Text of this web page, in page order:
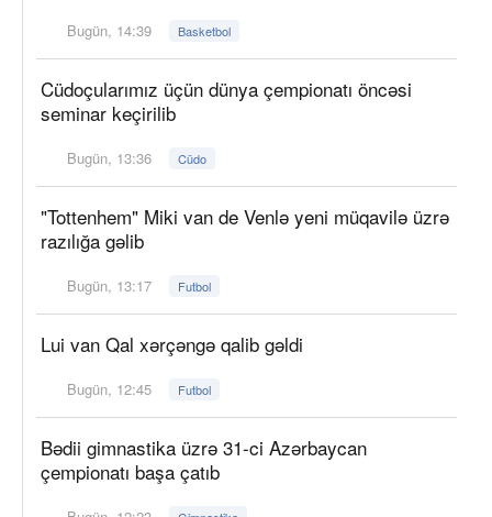
Bugün, 14:39 Basketbol
Cüdoçularımız üçün dünya çempionatı öncəsi
seminar keçirilib
Bugün, 13:36 Cüdo
"Tottenhem" Miki van de Venlə yeni müqavilə üzrə
razılığa gəlib
Bugün, 13:17 Futbol
Lui van Qal xərçəngə qalib gəldi
Bugün, 12:45 Futbol
Bədii gimnastika üzrə 31-ci Azərbaycan
çempionatı başa çatıb